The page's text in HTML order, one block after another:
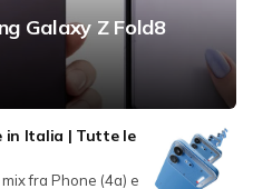
Galaxy Z Fold8
in Italia | Tutte le
fra Phone (4a) e